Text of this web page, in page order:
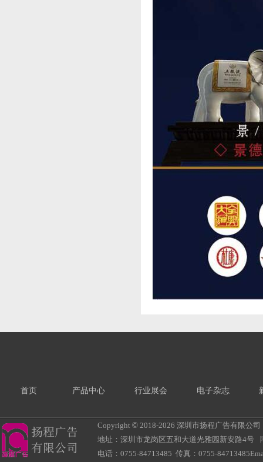
首页 产品中心 行业展会 电子杂志
Copyright © 2018-2026 深圳市扬程广告有限公
地址：深圳市龙岗区五和大道光雅园新安路4号
电话：0755-84713485 传真：0755-